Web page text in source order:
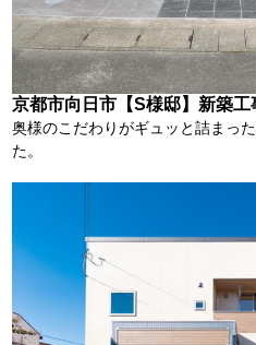
京都市向日市【S様邸】新築工
奥様のこだわりがギュッと詰まっ
た。